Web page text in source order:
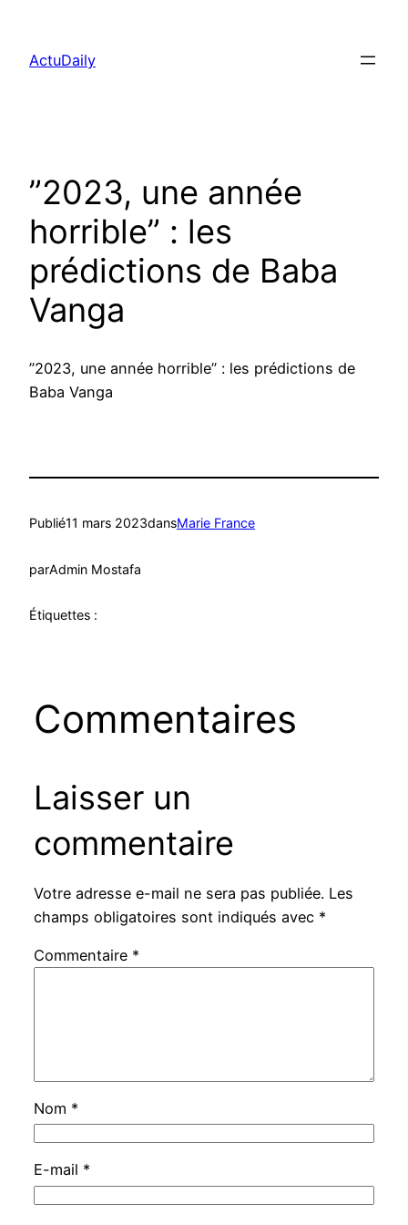
contenu
ActuDaily
”2023, une année
horrible” : les
prédictions de Baba
Vanga
”2023, une année horrible” : les prédictions de
Baba Vanga
Publié11 mars 2023dansMarie France
parAdmin Mostafa
Étiquettes :
Commentaires
Laisser un
commentaire
Votre adresse e-mail ne sera pas publiée. Les
champs obligatoires sont indiqués avec *
Commentaire *
Nom *
E-mail *